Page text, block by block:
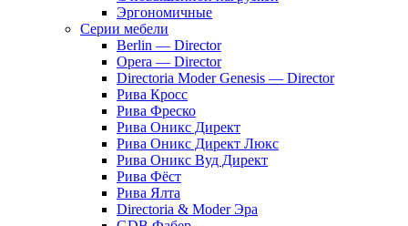
Эргономичные
Серии мебели
Berlin — Director
Opera — Director
Directoria Moder Genesis — Director
Рива Кросс
Рива Фреско
Рива Оникс Директ
Рива Оникс Директ Люкс
Рива Оникс Вуд Директ
Рива Фёст
Рива Ялта
Directoria & Moder Эра